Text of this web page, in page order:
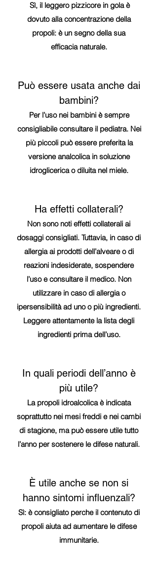
Sì, il leggero pizzicore in gola è
dovuto alla concentrazione della
propoli: è un segno della sua
efficacia naturale.
Può essere usata anche dai
bambini?
Per l’uso nei bambini è sempre
consigliabile consultare il pediatra. Nei
più piccoli può essere preferita la
versione analcolica in soluzione
idroglicerica o diluita nel miele.
Ha effetti collaterali?
Non sono noti effetti collaterali ai
dosaggi consigliati. Tuttavia, in caso di
allergia ai prodotti dell’alveare o di
reazioni indesiderate, sospendere
l’uso e consultare il medico. Non
utilizzare in caso di allergia o
ipersensibilità ad uno o più ingredienti.
Leggere attentamente la lista degli
ingredienti prima dell’uso.
In quali periodi dell’anno è
più utile?
La propoli idroalcolica è indicata
soprattutto nei mesi freddi e nei cambi
di stagione, ma può essere utile tutto
l’anno per sostenere le difese naturali.
È utile anche se non si
hanno sintomi influenzali?
Sì: è consigliato perche il contenuto di
propoli aiuta ad aumentare le difese
immunitarie.